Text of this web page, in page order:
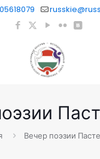
Вечер поэзии